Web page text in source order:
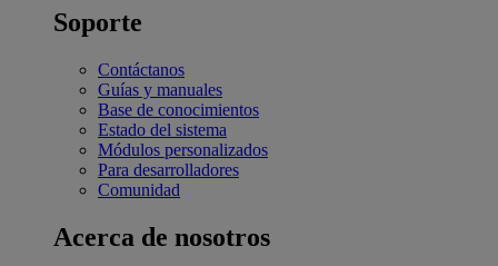
Soporte
Contáctanos
Guías y manuales
Base de conocimientos
Estado del sistema
Módulos personalizados
Para desarrolladores
Comunidad
Acerca de nosotros